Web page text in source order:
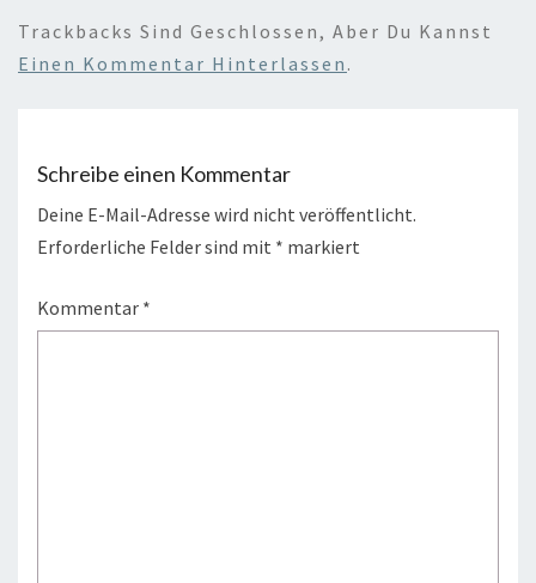
Trackbacks Sind Geschlossen, Aber Du Kannst
Einen Kommentar Hinterlassen .
Schreibe einen Kommentar
Deine E-Mail-Adresse wird nicht veröffentlicht.
Erforderliche Felder sind mit * markiert
Kommentar *